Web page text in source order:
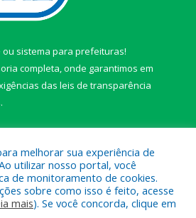
ou sistema para prefeituras!
completa, onde garantimos em
das leis de transparência
a câmara de Paragominas.
melhorar sua experiência de
utilizar nosso portal, você
de monitoramento de cookies.
sobre como isso é feito, acesse
mais). Se você concorda, clique em